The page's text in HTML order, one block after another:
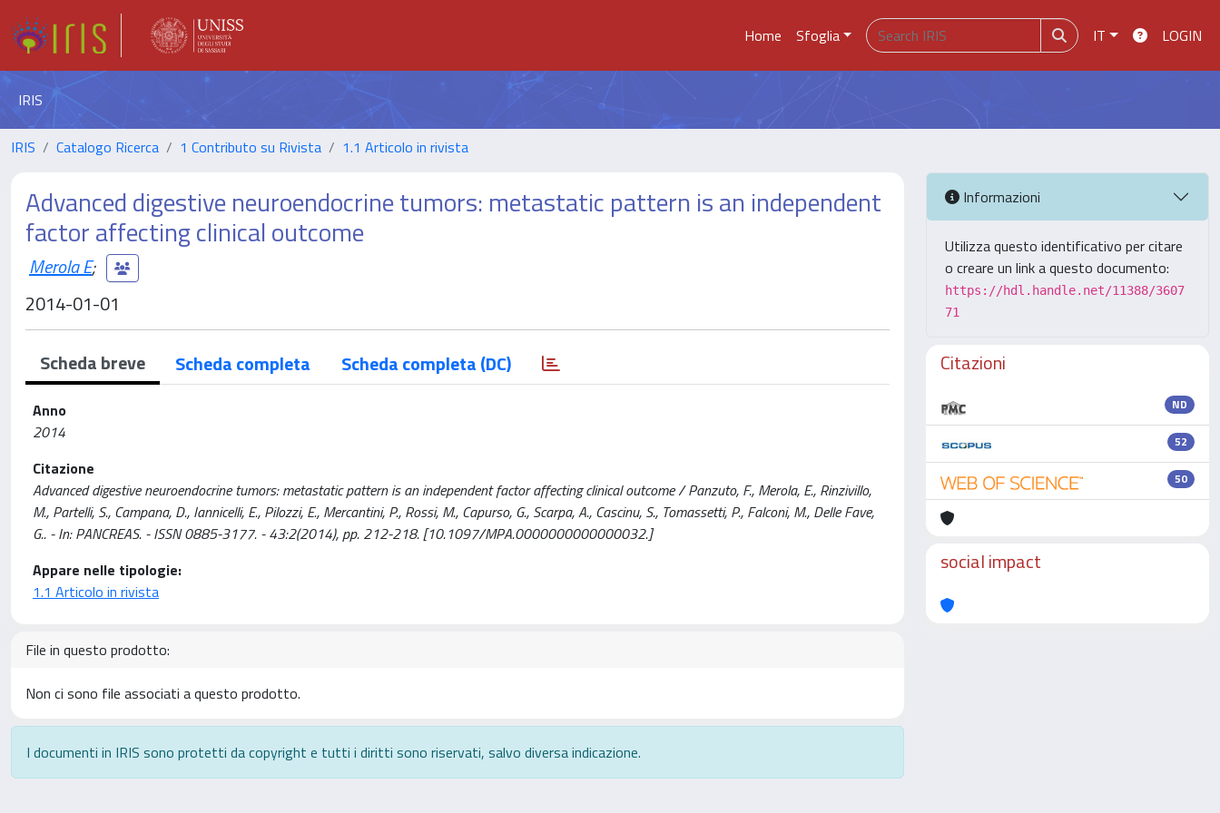
Home Sfoglia IT LOGIN
IRIS
IRIS Catalogo Ricerca 1 Contributo su Rivista 1.1 Articolo in rivista
Advanced digestive neuroendocrine tumors: metastatic pattern is an independent
factor affecting clinical outcome
Merola E;
2014-01-01
Scheda breve Scheda completa Scheda completa (DC)
Anno
2014
Citazione
Advanced digestive neuroendocrine tumors: metastatic pattern is an independent factor affecting clinical outcome / Panzuto, F., Merola, E., Rinzivillo,
M., Partelli, S., Campana, D., Iannicelli, E., Pilozzi, E., Mercantini, P., Rossi, M., Capurso, G., Scarpa, A., Cascinu, S., Tomassetti, P., Falconi, M., Delle Fave,
G.. - In: PANCREAS. - ISSN 0885-3177. - 43:2(2014), pp. 212-218. [10.1097/MPA.0000000000000032.]
Appare nelle tipologie:
1.1 Articolo in rivista
File in questo prodotto:
Non ci sono file associati a questo prodotto.
I documenti in IRIS sono protetti da copyright e tutti i diritti sono riservati, salvo diversa indicazione.
Informazioni
Utilizza questo identificativo per citare
o creare un link a questo documento:
https://hdl.handle.net/11388/3607
71
Citazioni
ND
52
50
social impact